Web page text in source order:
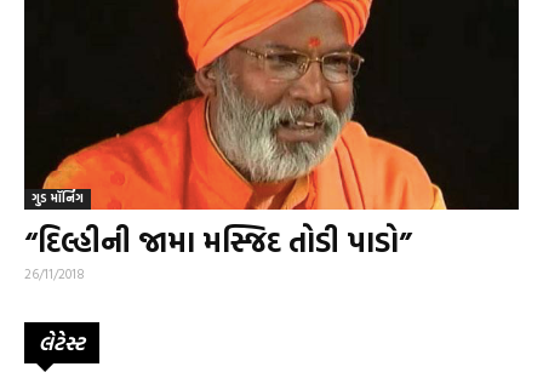
ગુડ મૉર્નિંગ
“દિલ્હીની જામા મસ્જિદ તોડી પાડો”
26/11/2018
લેટેસ્ટ